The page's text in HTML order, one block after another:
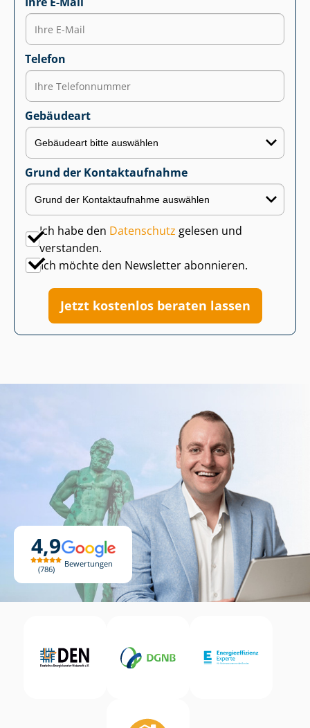
4,9
786
Bewertungen
Telefon
Gebäudeart
Grund der Kontaktaufnahme
Ich habe den Datenschutz gelesen und
verstanden.
Ich möchte den Newsletter abonnieren.
Jetzt kostenlos beraten lassen